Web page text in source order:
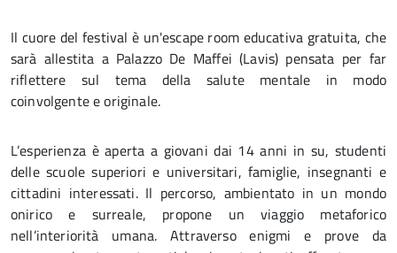
Il cuore del festival è un'escape room educativa gratuita, che
sarà allestita a Palazzo De Maffei (Lavis) pensata per far
riflettere sul tema della salute mentale in modo
coinvolgente e originale.
L’esperienza è aperta a giovani dai 14 anni in su, studenti
delle scuole superiori e universitari, famiglie, insegnanti e
cittadini interessati. Il percorso, ambientato in un mondo
onirico e surreale, propone un viaggio metaforico
nell’interiorità umana. Attraverso enigmi e prove da